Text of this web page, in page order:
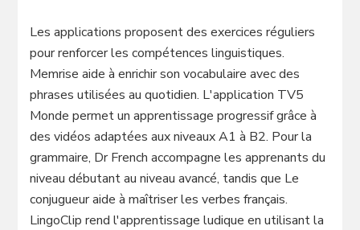
Les applications proposent des exercices réguliers
pour renforcer les compétences linguistiques.
Memrise aide à enrichir son vocabulaire avec des
phrases utilisées au quotidien. L'application TV5
Monde permet un apprentissage progressif grâce à
des vidéos adaptées aux niveaux A1 à B2. Pour la
grammaire, Dr French accompagne les apprenants du
niveau débutant au niveau avancé, tandis que Le
conjugueur aide à maîtriser les verbes français.
LingoClip rend l'apprentissage ludique en utilisant la